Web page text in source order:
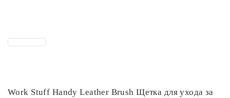
Work Stuff Handy Leather Brush Щетка для ухода за